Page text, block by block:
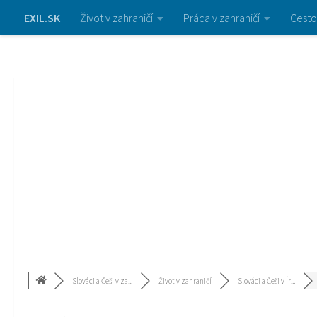
EXIL.SK Život v zahraničí Práca v zahraničí
Slováci a Češi v za... Život v zahraničí Slováci a Češi v Ír...